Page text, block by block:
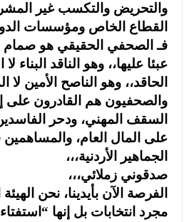
والتحريض والتكسب غير
القطاع الخاص ومؤسسات
فـ الصحفي الحقيقي هو صمام
عبئا عليها،، وهو الناقد البناء
الحاقد،، وهو الناصح الأمين لا
والصحفيون هم القادرون على
السقف المهني، ودحر
على المال العام،
الجماهير الأردنية،،،
صدقوني زملائي،،،
الفرصة الآن بأيدينا، نحن
مجرد انتخابات بل إنها